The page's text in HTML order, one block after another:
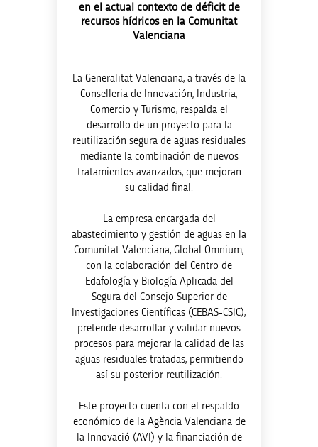
en el actual contexto de déficit de
recursos hídricos en la Comunitat
Valenciana
La Generalitat Valenciana, a través de la
Conselleria de Innovación, Industria,
Comercio y Turismo, respalda el
desarrollo de un proyecto para la
reutilización segura de aguas residuales
mediante la combinación de nuevos
tratamientos avanzados, que mejoran
su calidad final.
La empresa encargada del
abastecimiento y gestión de aguas en la
Comunitat Valenciana, Global Omnium,
con la colaboración del Centro de
Edafología y Biología Aplicada del
Segura del Consejo Superior de
Investigaciones Científicas (CEBAS-CSIC),
pretende desarrollar y validar nuevos
procesos para mejorar la calidad de las
aguas residuales tratadas, permitiendo
así su posterior reutilización.
Este proyecto cuenta con el respaldo
económico de la Agència Valenciana de
la Innovació (AVI) y la financiación de